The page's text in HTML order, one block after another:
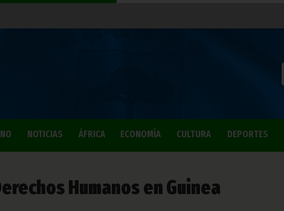
NOTICIAS ÁFRICA ECONOMÍA CULTURA DEPORTES
Humanos en Guinea